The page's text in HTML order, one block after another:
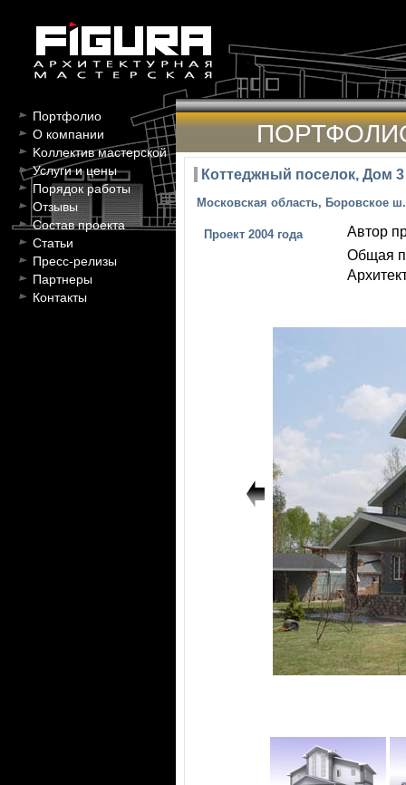
Портфолио
О компании
Kоллектив мастерской
Услуги и цены
Порядок работы
Отзывы
Состав проекта
Статьи
Пресс-релизы
Партнеры
Контакты
Коттеджный поселок, Дом 3
Московская область, Боровское
Проект 2004 года
Автор
Общая